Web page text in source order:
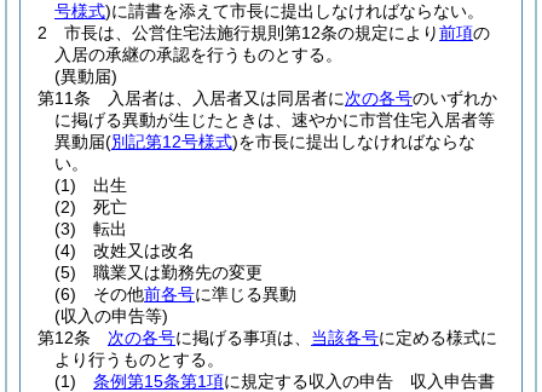
号様式)に請書を添えて市長に提出しなければならない。
2
市長は、公営住宅法施行規則第12条の規定により前項の
入居の承継の承認を行うものとする。
(異動届)
第11条
入居者は、入居者又は同居者に次の各号のいずれか
に掲げる異動が生じたときは、速やかに市営住宅入居者等
異動届(別記第12号様式)を市長に提出しなければならな
い。
(1)
出生
(2)
死亡
(3)
転出
(4)
改姓又は改名
(5)
職業又は勤務先の変更
(6)
その他前各号に準じる異動
(収入の申告等)
第12条
次の各号に掲げる事項は、 当該各号に定める様式に
より行うものとする。
(1)
条例第15条第1項に規定する収入の申告 収入申告書